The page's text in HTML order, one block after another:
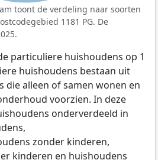
toont de verdeling naar soorten
1181 PG. De
particuliere huishoudens op 1
huishoudens bestaan uit
die alleen of samen wonen en
voorzien. In deze
onderverdeeld in
zonder kinderen,
kinderen en huishoudens